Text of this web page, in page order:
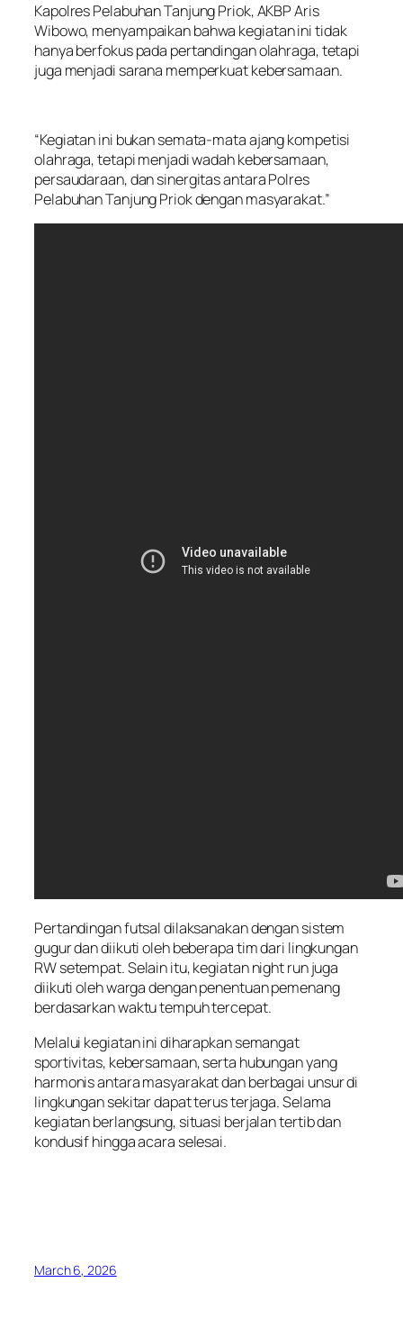
Kapolres Pelabuhan Tanjung Priok, AKBP Aris
Wibowo, menyampaikan bahwa kegiatan ini tidak
hanya berfokus pada pertandingan olahraga, tetapi
juga menjadi sarana memperkuat kebersamaan.
“Kegiatan ini bukan semata-mata ajang kompetisi
olahraga, tetapi menjadi wadah kebersamaan,
persaudaraan, dan sinergitas antara Polres
Pelabuhan Tanjung Priok dengan masyarakat.”
Pertandingan futsal dilaksanakan dengan sistem
gugur dan diikuti oleh beberapa tim dari lingkungan
RW setempat. Selain itu, kegiatan night run juga
diikuti oleh warga dengan penentuan pemenang
berdasarkan waktu tempuh tercepat.
Melalui kegiatan ini diharapkan semangat
sportivitas, kebersamaan, serta hubungan yang
harmonis antara masyarakat dan berbagai unsur di
lingkungan sekitar dapat terus terjaga. Selama
kegiatan berlangsung, situasi berjalan tertib dan
kondusif hingga acara selesai.
March 6, 2026